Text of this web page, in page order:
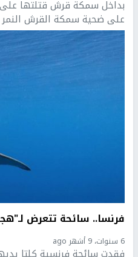
بداخل سمكة قرش قتلتها على
على ضحية سمكة القرش
فرنسا.. سائحة تتعرض
6 سنوات، 9 أشهر ago